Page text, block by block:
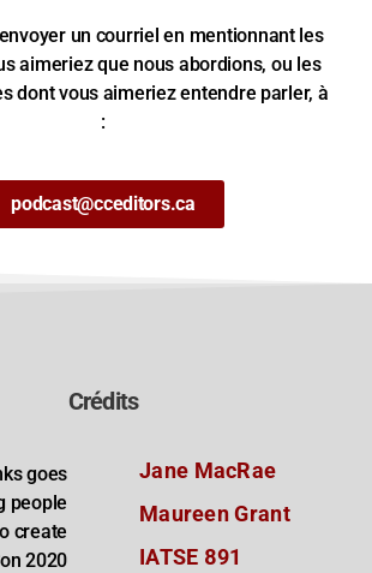
un courriel en mentionnant les
aimeriez que nous abordions, ou les
dont vous aimeriez entendre parler, à
:
podcast@cceditors.ca
Crédits
goes
people
create
2020
Jane MacRae
Maureen Grant
IATSE 891